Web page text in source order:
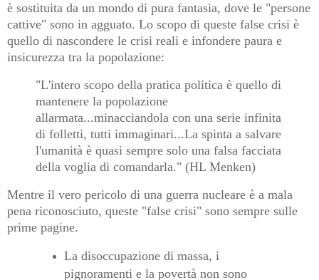
è sostituita da un mondo di pura fantasia, dove le "persone
cattive" sono in agguato. Lo scopo di queste false crisi è
quello di nascondere le crisi reali e infondere paura e
insicurezza tra la popolazione:
"L'intero scopo della pratica politica è quello di
mantenere la popolazione
allarmata...minacciandola con una serie infinita
di folletti, tutti immaginari...La spinta a salvare
l'umanità è quasi sempre solo una falsa facciata
della voglia di comandarla." (HL Menken)
Mentre il vero pericolo di una guerra nucleare è a mala
pena riconosciuto, queste "false crisi" sono sempre sulle
prime pagine.
La disoccupazione di massa, i
pignoramenti e la povertà non sono